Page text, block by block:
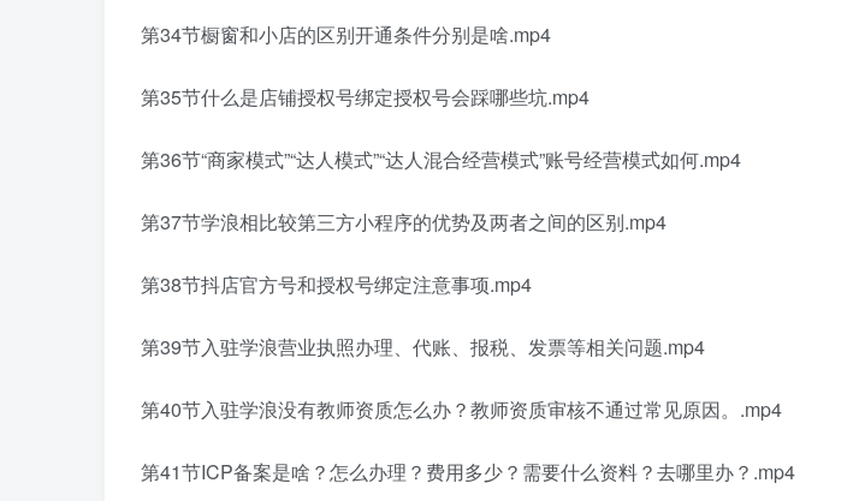
第34节橱窗和小店的区别开通条件分别是啥.mp4
第35节什么是店铺授权号绑定授权号会踩哪些坑.mp4
第36节“商家模式”“达人模式”“达人混合经营模式”账号经营模式如何.mp4
第37节学浪相比较第三方小程序的优势及两者之间的区别.mp4
第38节抖店官方号和授权号绑定注意事项.mp4
第39节入驻学浪营业执照办理、代账、报税、发票等相关问题.mp4
第40节入驻学浪没有教师资质怎么办？教师资质审核不通过常见原因。.mp4
第41节ICP备案是啥？怎么办理？费用多少？需要什么资料？去哪里办？.mp4